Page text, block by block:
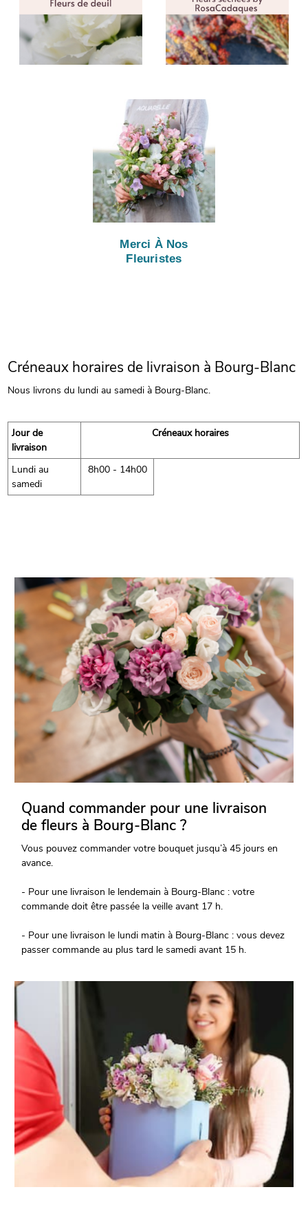
Merci À Nos
Fleuristes
Créneaux horaires de livraison à Bourg-Blanc
Nous livrons du lundi au samedi à Bourg-Blanc.
Jour de
livraison
Créneaux horaires
Lundi au
samedi
8h00 - 14h00
Quand commander pour une livraison
de fleurs à Bourg-Blanc ?
Vous pouvez commander votre bouquet jusqu’à 45 jours en
avance.
- Pour une livraison le lendemain à Bourg-Blanc : votre
commande doit être passée la veille avant 17 h.
- Pour une livraison le lundi matin à Bourg-Blanc : vous devez
passer commande au plus tard le samedi avant 15 h.